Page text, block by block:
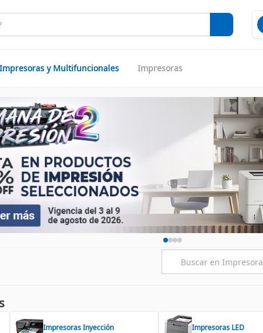
Impresoras y Multifuncionales Impresoras
Impresoras Inyección Impresoras LED